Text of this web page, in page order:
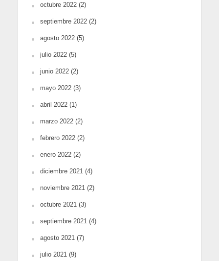
octubre 2022(2)
septiembre 2022(2)
agosto 2022(5)
julio 2022(5)
junio 2022(2)
mayo 2022(3)
abril 2022(1)
marzo 2022(2)
febrero 2022(2)
enero 2022(2)
diciembre 2021 (4)
noviembre 2021 (2)
octubre 2021 (3)
septiembre 2021 (4)
agosto 2021 (7)
julio 2021 (9)